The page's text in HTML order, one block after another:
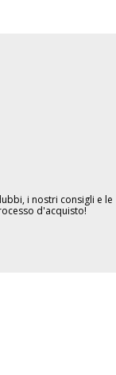
i nostri consigli e le
d'acquisto!